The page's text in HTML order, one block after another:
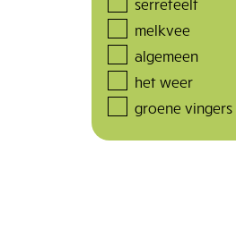
melkvee
algemeen
het weer
groene vingers